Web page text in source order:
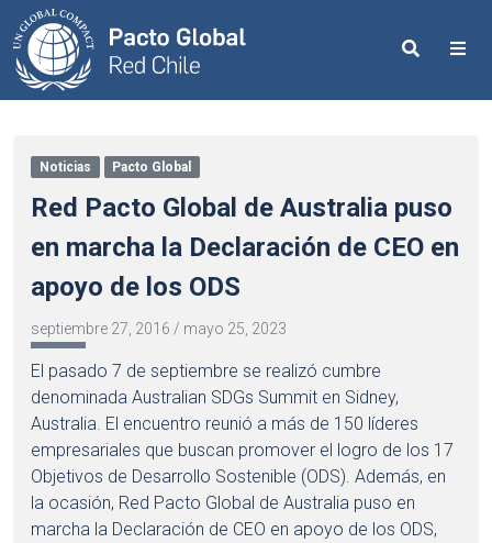
Search
Noticias Pacto Global
Red Pacto Global de Australia puso
en marcha la Declaración de CEO en
apoyo de los ODS
septiembre 27, 2016 / mayo 25, 2023
El pasado 7 de septiembre se realizó cumbre
denominada Australian SDGs Summit en Sidney,
Australia. El encuentro reunió a más de 150 líderes
empresariales que buscan promover el logro de los 17
Objetivos de Desarrollo Sostenible (ODS). Además, en
la ocasión, Red Pacto Global de Australia puso en
marcha la Declaración de CEO en apoyo de los ODS,